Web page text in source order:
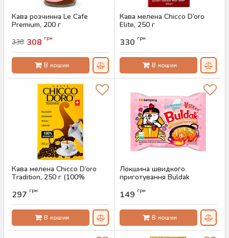
Кава розчинна Le Cafe
Premium, 200 г
338 308 грн
В кошик
Кава мелена Chicco D’oro
Elite, 250 г
330 грн
В кошик
Кава мелена Chicco D’oro
Тradition, 250 г (100%
арабіка)
Артикул:
297 грн
В кошик
Локшина швидкого
приготування Buldak
Артикул:
149 грн
В кошик